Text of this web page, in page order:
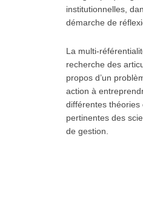
institutionnelles,
démarche de
La multi-
recherche des
propos d’un
action à
différentes théories
pertinentes des
de gestion.